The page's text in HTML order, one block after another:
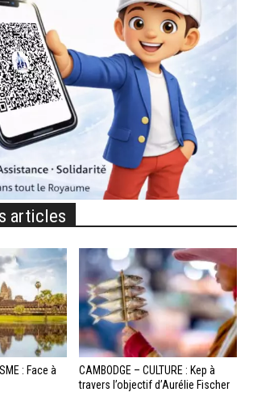
articles
: Face à
CAMBODGE – CULTURE : Kep à
travers l’objectif d’Aurélie Fischer